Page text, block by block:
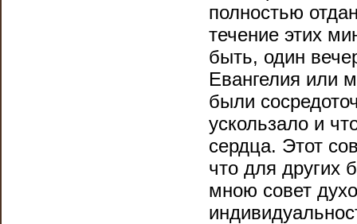
полностью
течение этих
быть, один
Евангелия или
были
ускользало и
сердца. Этот
что для других
мною совет